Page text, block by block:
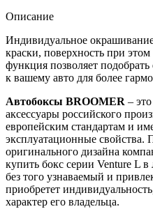
Описание
Индивидуальное
краски, поверхность при этом
функция позволяет
к вашему авто для более
Автобоксы BROOMER –
аксессуары российского
европейским стандартам и
эксплуатационные свойства.
оригинального дизайна
купить бокс серии Venture L
без того узнаваемый и
приобретет
характер его владельца.